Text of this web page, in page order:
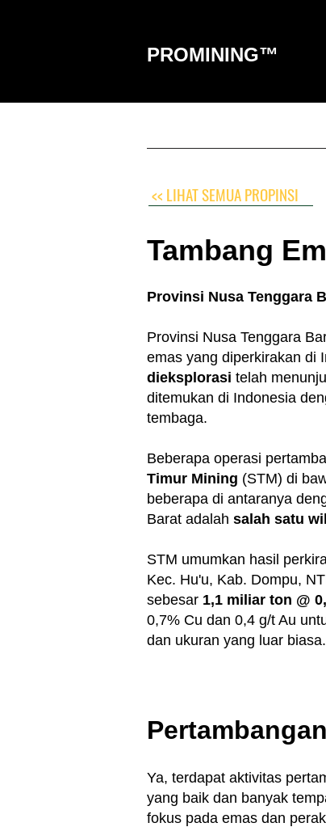
PROMINING™
<< LIHAT SEMUA PROPINSI
Tambang
Provinsi Nusa Tenggara
Provinsi Nusa Tenggara
emas yang diperkirakan di
dieksplorasi telah
ditemukan di Indonesia
tembaga.
Beberapa operasi
Timur Mining (STM) di
beberapa di antaranya
Barat adalah salah satu
STM umumkan hasil
Kec. Hu'u, Kab. Dompu,
sebesar 1,1 miliar ton @
0,7% Cu dan 0,4 g/t Au
dan ukuran yang luar biasa.
Ya, terdapat aktivitas
yang baik dan banyak
fokus pada emas dan